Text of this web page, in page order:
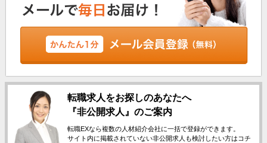
転職求人をお探しのあなたへ
『非公開求人』のご案内
転職EXなら複数の人材紹介会社に一括で登録ができます。
サイト内に掲載されていない非公開求人も検討したい方はコチ